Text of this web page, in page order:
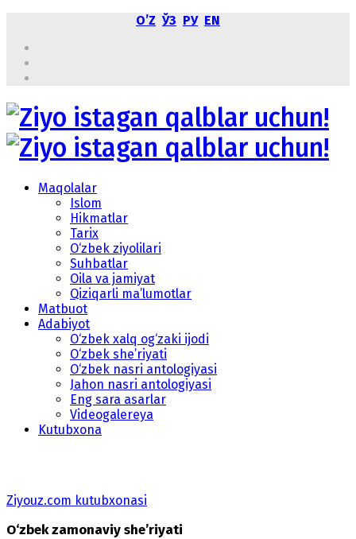
OʼZ ЎЗ РУ EN
Maqolalar
Islom
Hikmatlar
Tarix
O‘zbek ziyolilari
Suhbatlar
Oila va jamiyat
Qiziqarli ma’lumotlar
Matbuot
Adabiyot
O‘zbek xalq og‘zaki ijodi
O‘zbek she’riyati
O‘zbek nasri antologiyasi
Jahon nasri antologiyasi
Eng sara asarlar
Videogalereya
Kutubxona
Ziyouz.com kutubxonasi
O‘zbek zamonaviy she’riyati